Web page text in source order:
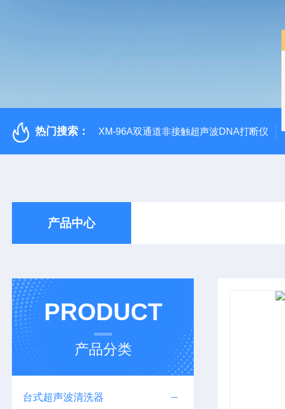
热门搜索： XM-96A双通道非接触超声波DNA打断仪
产品中心
PRODUCT
产品分类
台式超声波清洗器